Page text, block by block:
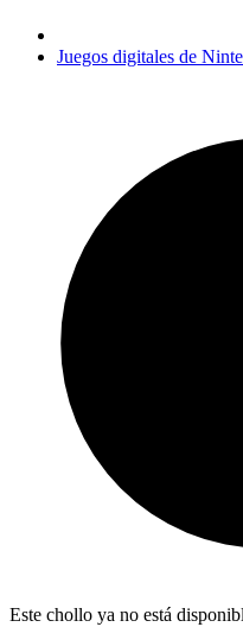
Juegos digitales de
Este chollo ya no está